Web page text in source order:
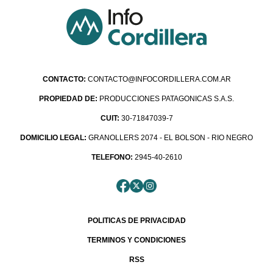
CONTACTO: CONTACTO@INFOCORDILLERA.COM.AR
PROPIEDAD DE: PRODUCCIONES PATAGONICAS S.A.S.
CUIT: 30-71847039-7
DOMICILIO LEGAL: GRANOLLERS 2074 - EL BOLSON - RIO NEGRO
TELEFONO: 2945-40-2610
POLITICAS DE PRIVACIDAD
TERMINOS Y CONDICIONES
RSS